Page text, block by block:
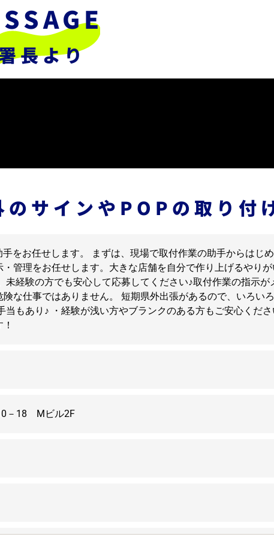
長より
サインやPOPの取り付
をお任せします。 まずは、現場で取付作業の助手からはじ
管理をお任せします。大きな店舗を自分で作り上げるやり
未経験の方でも安心して応募してください♪取付作業の指示
な仕事ではありません。 短期県外出張があるので、いろい
当もあり♪ ・経験が浅い方やブランクのある方もご安心くだ
－18 Mビル2F